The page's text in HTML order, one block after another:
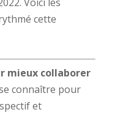
cette
mieux collaborer
connaître pour
et